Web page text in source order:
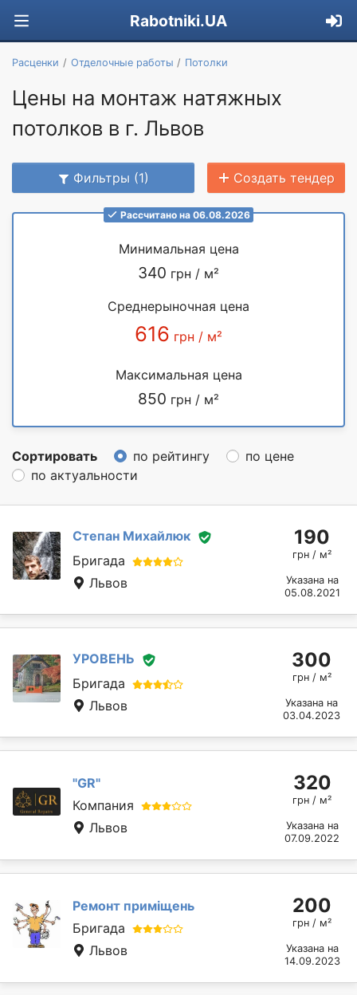
Rabotniki.UA
Расценки Отделочные работы Потолки
Цены на монтаж натяжных
потолков в г. Львов
Фильтры (1) Создать тендер
Рассчитано на 06.08.2026
Минимальная цена
340 грн / м²
Среднерыночная цена
616 грн / м²
Максимальная цена
850 грн / м²
Сортировать по рейтингу
по цене
по актуальности
Степан Михайлюк
Бригада
Львов
190
грн / м²
Указана на
05.08.2021
УРОВЕНЬ
Бригада
Львов
300
грн / м²
Указана на
03.04.2023
"GR"
Компания
Львов
320
грн / м²
Указана на
07.09.2022
Ремонт приміщень
Бригада
Львов
200
грн / м²
Указана на
14.09.2023